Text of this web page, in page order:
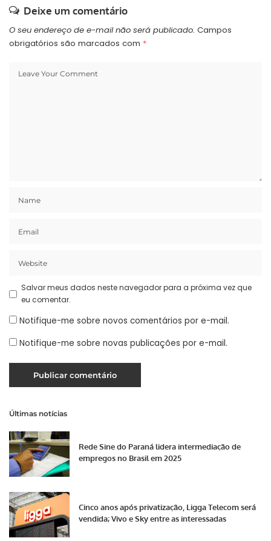
Deixe um comentário
O seu endereço de e-mail não será publicado. Campos
obrigatórios são marcados com *
Salvar meus dados neste navegador para a próxima vez que
eu comentar.
Notifique-me sobre novos comentários por e-mail.
Notifique-me sobre novas publicações por e-mail.
Últimas notícias
Rede Sine do Paraná lidera intermediação de
empregos no Brasil em 2025
Cinco anos após privatização, Ligga Telecom será
vendida; Vivo e Sky entre as interessadas